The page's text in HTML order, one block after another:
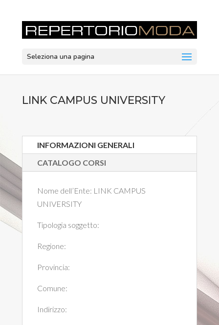
Seleziona una pagina
LINK CAMPUS UNIVERSITY
INFORMAZIONI GENERALI
CATALOGO CORSI
Nome dell’Ente: LINK CAMPUS
UNIVERSITY
Tipologia soggetto:
Regione:
Provincia:
Comune:
Indirizzo: